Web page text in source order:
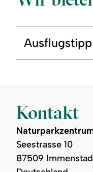
Kontakt
Seestrasse 10
87509